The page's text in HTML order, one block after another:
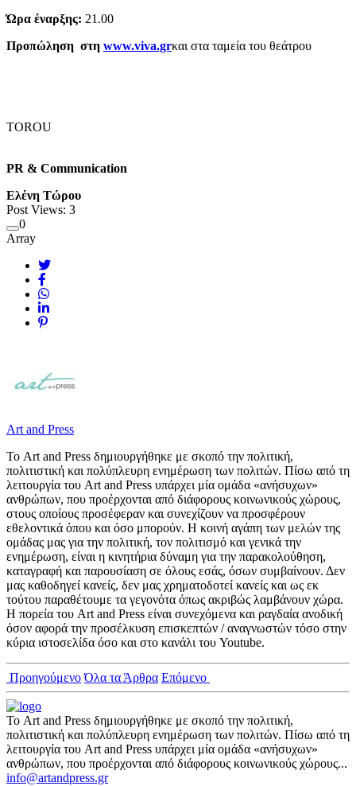
Ώρα έναρξης: 21.00
Προπώληση στη www.viva.grκαι στα ταμεία του θεάτρου
TOROU
PR & Communication
Ελένη Τώρου
Post Views: 3
0
Array
Art and Press
Το Art and Press δημιουργήθηκε με σκοπό την πολιτική,
πολιτιστική και πολύπλευρη ενημέρωση των πολιτών. Πίσω από τη
λειτουργία του Art and Press υπάρχει μία ομάδα «ανήσυχων»
ανθρώπων, που προέρχονται από διάφορους κοινωνικούς χώρους,
στους οποίους προσέφεραν και συνεχίζουν να προσφέρουν
εθελοντικά όπου και όσο μπορούν. Η κοινή αγάπη των μελών της
ομάδας μας για την πολιτική, τον πολιτισμό και γενικά την
ενημέρωση, είναι η κινητήρια δύναμη για την παρακολούθηση,
καταγραφή και παρουσίαση σε όλους εσάς, όσων συμβαίνουν. Δεν
μας καθοδηγεί κανείς, δεν μας χρηματοδοτεί κανείς και ως εκ
τούτου παραθέτουμε τα γεγονότα όπως ακριβώς λαμβάνουν χώρα.
Η πορεία του Art and Press είναι συνεχόμενα και ραγδαία ανοδική
όσον αφορά την προσέλκυση επισκεπτών / αναγνωστών τόσο στην
κύρια ιστοσελίδα όσο και στο κανάλι του Youtube.
Προηγούμενο Όλα τα Άρθρα Επόμενο
Το Art and Press δημιουργήθηκε με σκοπό την πολιτική,
πολιτιστική και πολύπλευρη ενημέρωση των πολιτών. Πίσω από τη
λειτουργία του Art and Press υπάρχει μία ομάδα «ανήσυχων»
ανθρώπων, που προέρχονται από διάφορους κοινωνικούς χώρους...
info@artandpress.gr